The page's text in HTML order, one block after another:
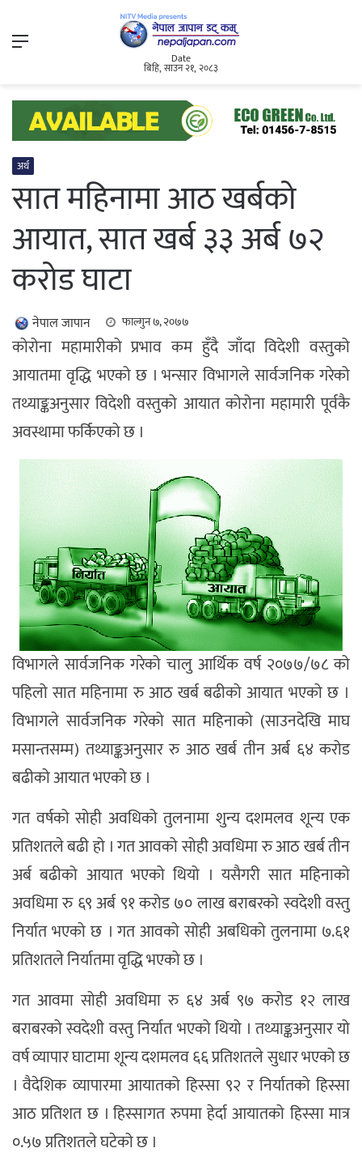
Menu
Date
बिहि, साउन २१, २०८३
अर्थ
सात महिनामा आठ खर्बको
आयात, सात खर्ब ३३ अर्ब ७२
करोड घाटा
नेपाल जापान फाल्गुन ७, २०७७
कोरोना महामारीको प्रभाव कम हुँदै जाँदा विदेशी वस्तुको
आयातमा वृद्धि भएको छ । भन्सार विभागले सार्वजनिक गरेको
तथ्याङ्कअनुसार विदेशी वस्तुको आयात कोरोना महामारी पूर्वकै
अवस्थामा फर्किएको छ ।
विभागले सार्वजनिक गरेको चालु आर्थिक वर्ष २०७७/७८ को
पहिलो सात महिनामा रु आठ खर्ब बढीको आयात भएको छ ।
विभागले सार्वजनिक गरेको सात महिनाको (साउनदेखि माघ
मसान्तसम्म) तथ्याङ्कअनुसार रु आठ खर्ब तीन अर्ब ६४ करोड
बढीको आयात भएको छ ।
गत वर्षको सोही अवधिको तुलनामा शुन्य दशमलव शून्य एक
प्रतिशतले बढी हो । गत आवको सोही अवधिमा रु आठ खर्ब तीन
अर्ब बढीको आयात भएको थियो । यसैगरी सात महिनाको
अवधिमा रु ६९ अर्ब ९१ करोड ७० लाख बराबरको स्वदेशी वस्तु
निर्यात भएको छ । गत आवको सोही अबधिको तुलनामा ७.६१
प्रतिशतले निर्यातमा वृद्धि भएको छ ।
गत आवमा सोही अवधिमा रु ६४ अर्ब ९७ करोड १२ लाख
बराबरको स्वदेशी वस्तु निर्यात भएको थियो । तथ्याङ्कअनुसार यो
वर्ष व्यापार घाटामा शून्य दशमलव ६६ प्रतिशतले सुधार भएको छ
। वैदेशिक व्यापारमा आयातको हिस्सा ९२ र निर्यातको हिस्सा
आठ प्रतिशत छ । हिस्सागत रुपमा हेर्दा आयातको हिस्सा मात्र
०.५७ प्रतिशतले घटेको छ ।